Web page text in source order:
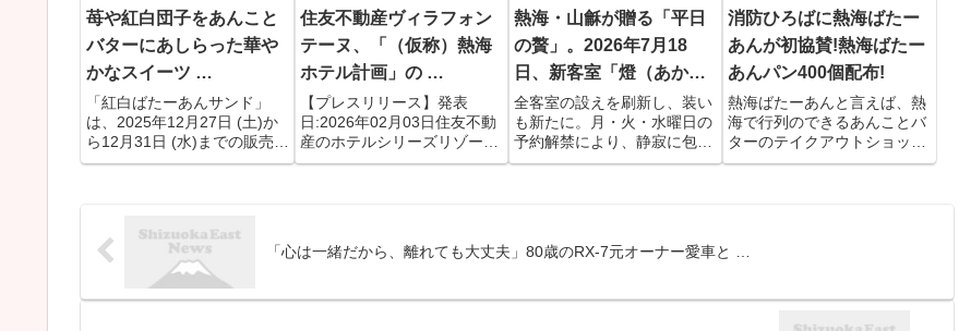
苺や紅白団子をあんこと
バターにあしらった華や
かなスイーツ …
「紅白ばたーあんサンド」
は、2025年12月27日 (土)か
ら12月31日 (水)までの販売
で、「もっちり、甘い。紅白
わいをより一層華やかに引き
立てる、おめでたいス...
住友不動産ヴィラフォン
テーヌ、「（仮称）熱海
ホテル計画」の …
【プレスリリース】発表
日:2026年02月03日住友不動
産のホテルシリーズリゾート
ホテル「ヴィラージュ」が熱
区、代表取締役 : 小森...
熱海・山龢が贈る「平日
の贅」。2026年7月18
日、新客室「燈（あかり
…
全客室の設えを刷新し、装い
も新たに。月・火・水曜日の
予約解禁により、静寂に包ま
れる理想のリトリートがいつ
18日（土）にリニューアル...
消防ひろばに熱海ばたー
あんが初協賛!熱海ばたー
あんパン400個配布!
熱海ばたーあんと言えば、熱
海で行列のできるあんことバ
ターのテイクアウトショッ
プ。そして熱海は熱海大火
高く、商店街の清掃を火が出
「心は一緒だから、離れても大丈夫」80歳のRX-7元オーナー愛車と …